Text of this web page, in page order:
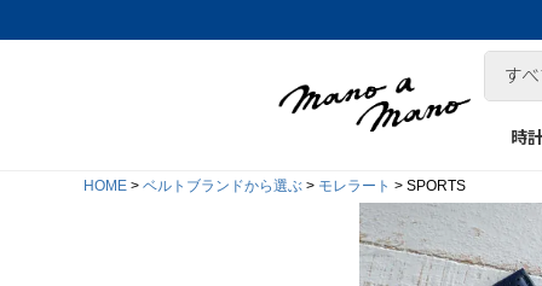
時
HOME ベルトブランドから選ぶ モレラート SPORTS